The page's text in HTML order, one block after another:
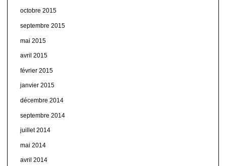
octobre 2015
septembre 2015
mai 2015
avril 2015
février 2015
janvier 2015
décembre 2014
septembre 2014
juillet 2014
mai 2014
avril 2014